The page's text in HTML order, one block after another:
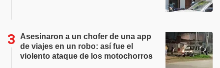
Asesinaron a un chofer de una app
de viajes en un robo: así fue el
violento ataque de los motochorros